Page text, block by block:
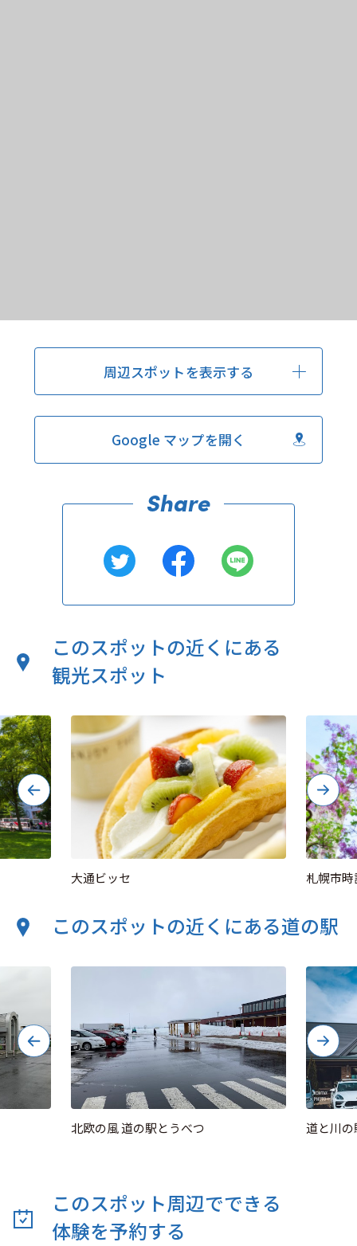
周辺スポットを表示する
Google マップを開く
このスポットの近くにある
観光スポット
大通ビッセ 札幌市
このスポットの近くにある道の駅
北欧の風 道の駅とうべつ 道と川
このスポット周辺でできる
体験を予約する